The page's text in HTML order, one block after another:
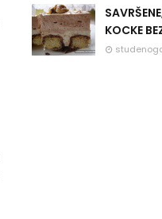
KOCKE